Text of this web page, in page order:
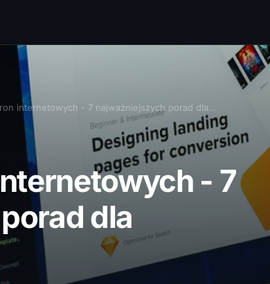
internetowych - 7 najważniejszych porad dla…
- 7
dla